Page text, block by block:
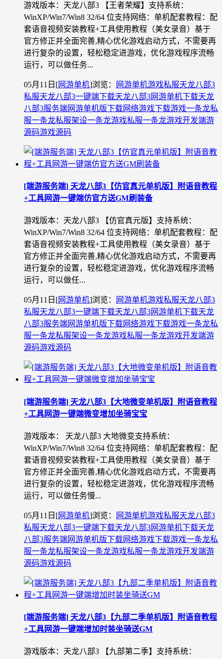
游戏版本：天龙八部3 【王者荣耀】支持系统：
WinXP/Win7/Win8 32/64 位支持网络：单机配套教程：配
套语音视频安装教程+工具使用教程（美女录音）基于
官方修正并全面完善,精心优化游戏启动方式，不需要再
进行复杂的设置，轻松稳定进游戏，优化游戏程序流畅
运行，可以做任务...
05月11日 [网游单机]浏览： 网游单机游戏私服天龙八部3
私服天龙八部3一键端下载天龙八部3网游单机下载天龙
八部3服务端网游单机版下载网络游戏下载游戏一条龙私
服一条龙私服架设一条龙游戏私服一条龙游戏开发端游
源码游戏源码
[端游服务端] 天龙八部3【仿官真元单机版】附语音教程
+工具网游一键端仿官方送GM刷装备
游戏版本：天龙八部3 【仿官真元版】支持系统：
WinXP/Win7/Win8 32/64 位支持网络：单机配套教程：配
套语音视频安装教程+工具使用教程（美女录音）基于
官方修正并全面完善,精心优化游戏启动方式，不需要再
进行复杂的设置，轻松稳定进游戏，优化游戏程序流畅
运行，可以做任...
05月11日 [网游单机]浏览： 网游单机游戏私服天龙八部3
私服天龙八部3一键端下载天龙八部3网游单机下载天龙
八部3服务端网游单机版下载网络游戏下载游戏一条龙私
服一条龙私服架设一条龙游戏私服一条龙游戏开发端游
源码游戏源码
[端游服务端] 天龙八部3【大地微变单机版】附语音教程
+工具网游一键端微变增加坐骑宝宝
游戏版本： 天龙八部3 大地微变支持系统：
WinXP/Win7/Win8 32/64 位支持网络：单机配套教程：配
套语音视频安装教程+工具使用教程（美女录音）基于
官方修正并全面完善,精心优化游戏启动方式，不需要再
进行复杂的设置，轻松稳定进游戏，优化游戏程序流畅
运行，可以做任务慢...
05月11日 [网游单机]浏览： 网游单机游戏私服天龙八部3
私服天龙八部3一键端下载天龙八部3网游单机下载天龙
八部3服务端网游单机版下载网络游戏下载游戏一条龙私
服一条龙私服架设一条龙游戏私服一条龙游戏开发端游
源码游戏源码
[端游服务端] 天龙八部3【九部二季单机版】附语音教程
+工具网游一键端增加时装坐骑送GM
游戏版本：天龙八部3 【九部第二季】支持系统：